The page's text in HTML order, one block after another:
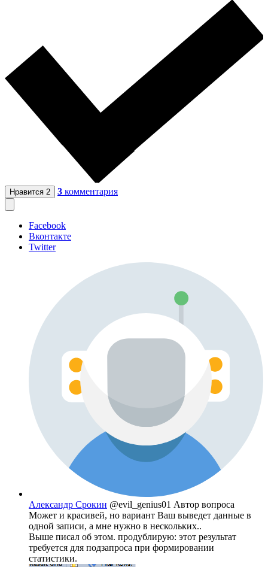
Нравится 2 3 комментария
Facebook
Вконтакте
Twitter
Александр Срокин @evil_genius01 Автор вопроса
Может и красивей, но вариант Ваш выведет данные в
одной записи, а мне нужно в нескольких..
Выше писал об этом. продублирую: этот результат
требуется для подзапроса при формировании
статистики.